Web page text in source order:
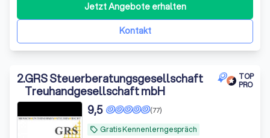
Kontakt
Jetzt Angebote erhalten
2.GRS Steuerberatungsgesellschaft
Treuhandgesellschaft mbH
TOP
PRO
local_offer Gratis Kennenlerngespräch
(77)
9,5